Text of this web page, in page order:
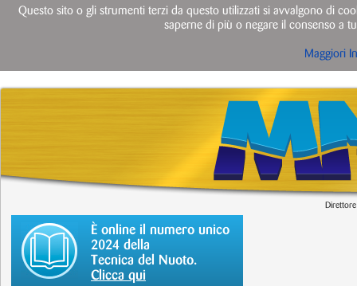
È online il numero unico
2024 della
Tecnica del Nuoto.
Clicca qui
Questo sito o gli strumenti terzi da questo utilizzati si avvalgono di
saperne di più o negare il consenso a
Maggiori